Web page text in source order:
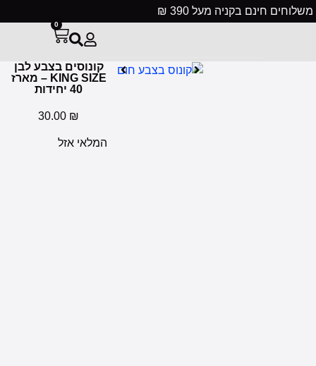
משלוחים חינם בקניה מעל 390 ₪
0
קונוסים בצבע לבן
KING SIZE – מארז
40 יחידות
30.00₪
המלאי אזל